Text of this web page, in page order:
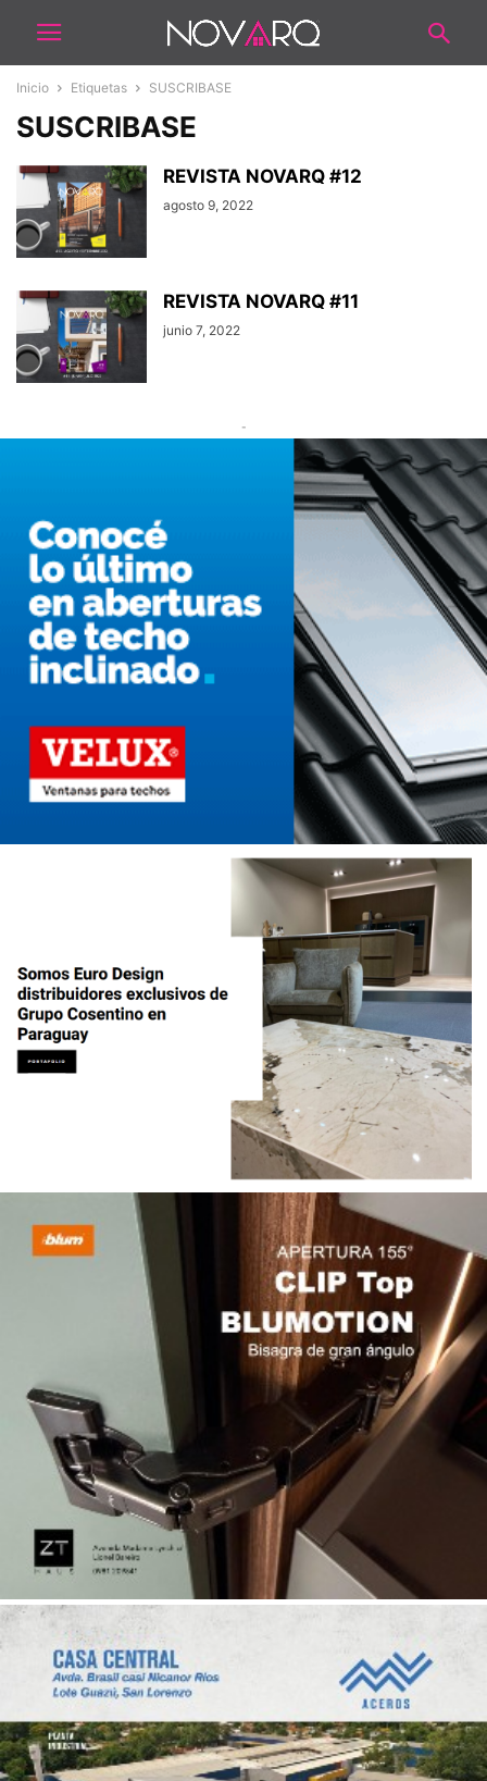
Inicio Etiquetas SUSCRIBASE
SUSCRIBASE
REVISTA NOVARQ #12
agosto 9, 2022
REVISTA NOVARQ #11
junio 7, 2022
-